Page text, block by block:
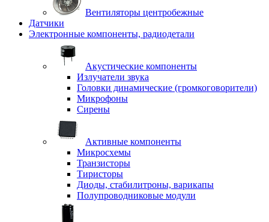
Вентиляторы центробежные
Датчики
Электронные компоненты, радиодетали
Акустические компоненты
Излучатели звука
Головки динамические (громкоговорители)
Микрофоны
Сирены
Активные компоненты
Микросхемы
Транзисторы
Тиристоры
Диоды, стабилитроны, варикапы
Полупроводниковые модули